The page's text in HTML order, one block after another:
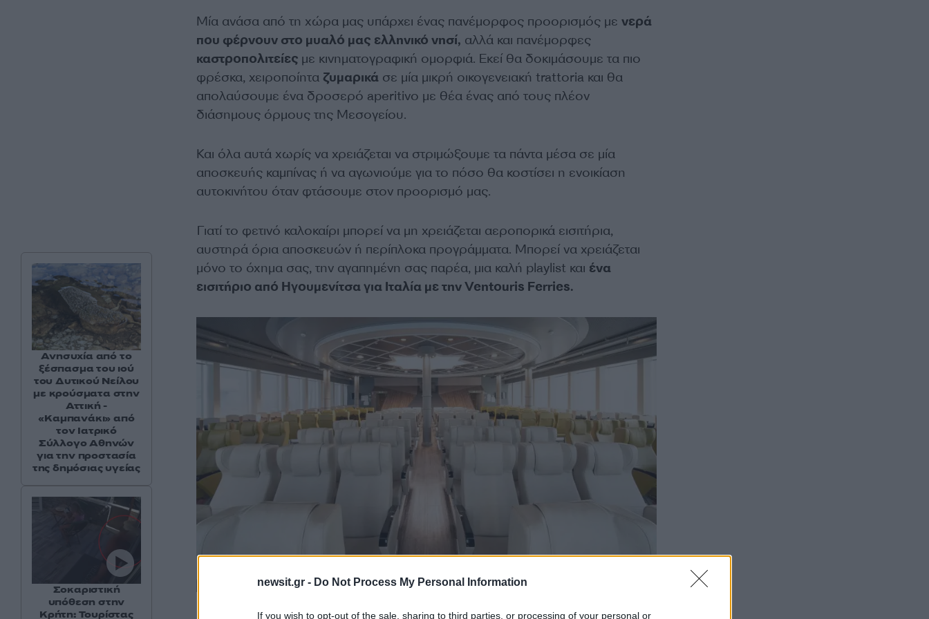
newsit.gr - Do Not Process My Personal Information
If you wish to opt-out of the sale, sharing to third parties, or processing of your personal or
Μία ανάσα από τη χώρα μας υπάρχει ένας πανέμορφος προορισμός με νερά
που φέρνουν στο μυαλό μας ελληνικό νησί, αλλά και πανέμορφες
καστροπολιτείες με κινηματογραφική ομορφιά. Εκεί θα δοκιμάσουμε τα πιο
φρέσκα, χειροποίητα ζυμαρικάσε μία μικρή οικογενειακή trattoria και θα
απολαύσουμε ένα δροσερό aperitivo με θέα ένας από τους πλέον
διάσημους όρμους της Μεσογείου.
Και όλα αυτά χωρίς να χρειάζεται να στριμώξουμε τα πάντα μέσα σε μία
αποσκευής καμπίνας ή να αγωνιούμε για το πόσο θα κοστίσει η ενοικίαση
αυτοκινήτου όταν φτάσουμε στον προορισμό μας.
Γιατί το φετινό καλοκαίρι μπορεί να μη χρειάζεται αεροπορικά εισιτήρια,
αυστηρά όρια αποσκευών ή περίπλοκα προγράμματα. Μπορεί να χρειάζεται
μόνο το όχημα σας, την αγαπημένη σας παρέα, μια καλή playlist και ένα
εισιτήριο από Ηγουμενίτσα για Ιταλία με την Ventouris Ferries.
Ανησυχία από το
ξέσπασμα του ιού
του Δυτικού Νείλου
με κρούσματα στην
Αττική -
«Καμπανάκι» από
τον Ιατρικό
Σύλλογο Αθηνών
για την προστασία
της δημόσιας υγείας
Σοκαριστική
υπόθεση στην
Κρήτη: Τουρίστας